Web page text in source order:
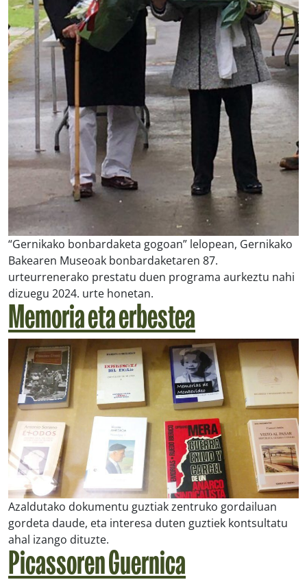
“Gernikako bonbardaketa gogoan” lelopean, Gernikako
Bakearen Museoak bonbardaketaren 87.
urteurrenerako prestatu duen programa aurkeztu nahi
dizuegu 2024. urte honetan.
Memoria eta erbestea
Azaldutako dokumentu guztiak zentruko gordailuan
gordeta daude, eta interesa duten guztiek kontsultatu
ahal izango dituzte.
Picassoren Guernica